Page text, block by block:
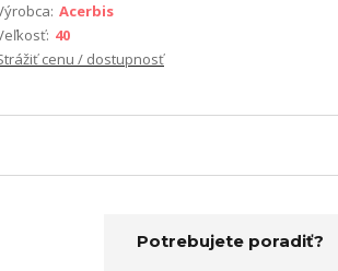
Acerbis
40
cenu / dostupnosť
Potrebujete poradiť?